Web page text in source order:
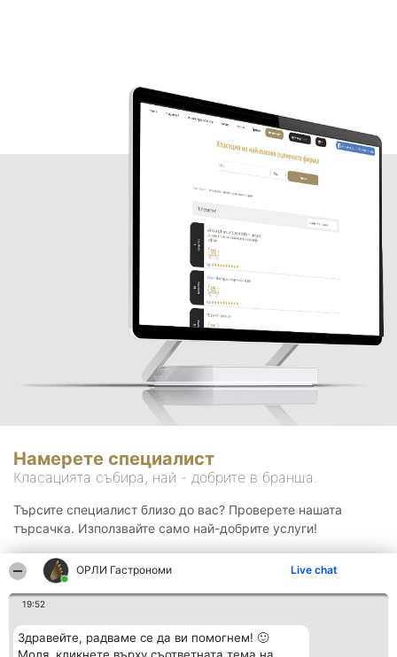
ОРЛИ Гастрономи Live chat
19:52
Здравейте, радваме се да ви помогнем! 🙂
Намерете специалист
Класацията събира, най - добрите в бранша.
Търсите специалист близо до вас? Проверете нашата
търсачка. Използвайте само най-добрите услуги!